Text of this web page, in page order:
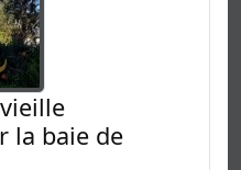
la baie de